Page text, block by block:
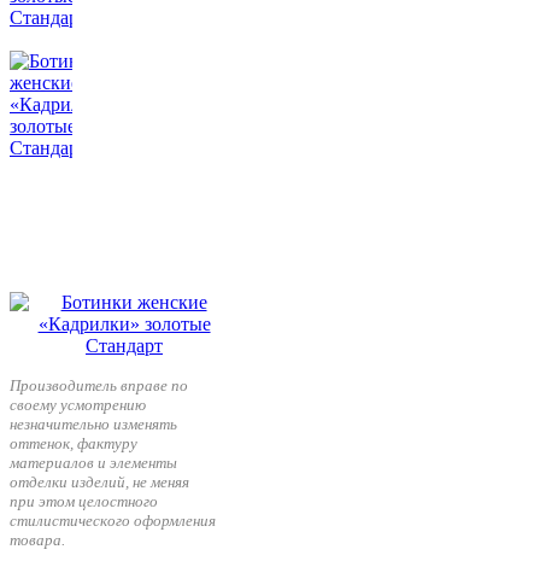
Производитель вправе по
своему усмотрению
незначительно изменять
оттенок, фактуру
материалов и элементы
отделки изделий, не меняя
при этом целостного
стилистического оформления
товара.